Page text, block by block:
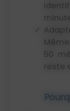
Adaptée aux longues distances :
50
reste